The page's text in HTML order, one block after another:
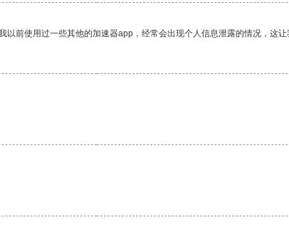
前使用过一些其他的加速器app，经常会出现个人信息泄露的情况，这让